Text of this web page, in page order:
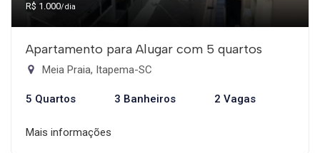
R$ 1.000/dia
Apartamento para Alugar com 5 quartos
Meia Praia, Itapema-SC
5 Quartos 3 Banheiros 2 Vagas
Mais informações